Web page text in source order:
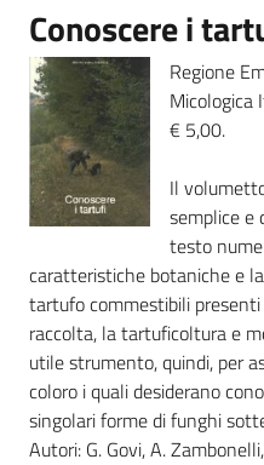
Rete
Natura
2000
Foreste
Biodiversità
Consultazione
Conoscere i
Regione
Micologica
€ 5,00.
Il
semplice e
testo
caratteristiche botaniche e
tartufo commestibili
raccolta, la tartuficoltura e
utile strumento, quindi, per
coloro i quali desiderano
singolari forme di funghi
Autori: G. Govi, A.